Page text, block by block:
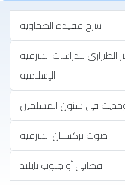
شرح عقيدة الطحاوية
للدراسات الشرقية
الإسلامية
وحديث في شئون المسلمين
صوت تركستان الشرقية
فطاني أو جنوب تايلند